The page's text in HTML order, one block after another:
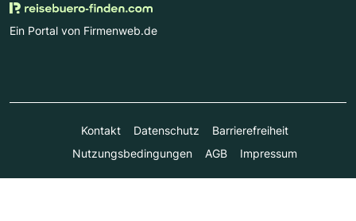
Ein Portal von Firmenweb.de
Kontakt Datenschutz
Barrierefreiheit
Nutzungsbedingungen
AGB Impressum